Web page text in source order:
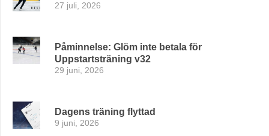
27 juli, 2026
Påminnelse: Glöm inte betala för
Uppstartsträning v32
29 juni, 2026
Dagens träning flyttad
9 juni, 2026